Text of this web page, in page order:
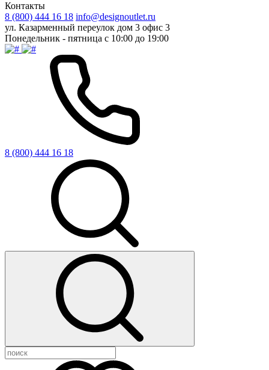
Контакты
8 (800) 444 16 18 info@designoutlet.ru
ул. Казарменный переулок дом 3 офис 3
Понедельник - пятница с 10:00 до 19:00
8 (800) 444 16 18